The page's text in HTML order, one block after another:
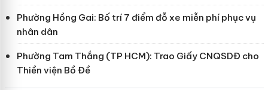
Phường Hồng Gai: Bố trí 7 điểm đỗ xe miễn phí phục vụ
nhân dân
Phường Tam Thắng (TP HCM): Trao Giấy CNQSDĐ cho
Thiền viện Bồ Đề